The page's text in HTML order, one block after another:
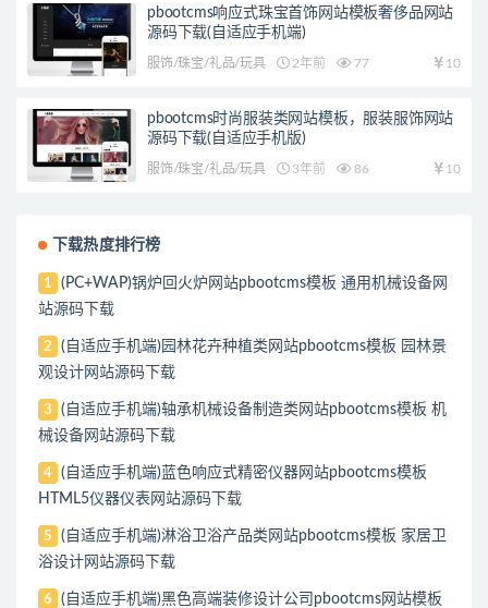
pbootcms响应式珠宝首饰网站模板奢侈品网站
源码下载(自适应手机端)
服饰/珠宝/礼品/玩具 2年前 77 10
pbootcms时尚服装类网站模板，服装服饰网站
源码下载(自适应手机版)
服饰/珠宝/礼品/玩具 3年前 86 10
下载热度排行榜
1
(PC+WAP)锅炉回火炉网站pbootcms模板 通用机械设备网
站源码下载
2
(自适应手机端)园林花卉种植类网站pbootcms模板 园林景
观设计网站源码下载
3
(自适应手机端)轴承机械设备制造类网站pbootcms模板 机
械设备网站源码下载
4
(自适应手机端)蓝色响应式精密仪器网站pbootcms模板
HTML5仪器仪表网站源码下载
5
(自适应手机端)淋浴卫浴产品类网站pbootcms模板 家居卫
浴设计网站源码下载
6
(自适应手机端)黑色高端装修设计公司pbootcms网站模板